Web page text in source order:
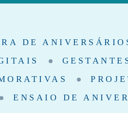
DE
ENSAIO DE